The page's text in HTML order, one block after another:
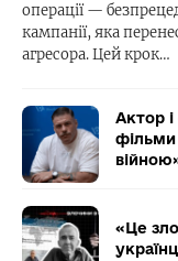
операції —
кампанії, яка
агресора. Цей крок…
Актор
фільми
«Це